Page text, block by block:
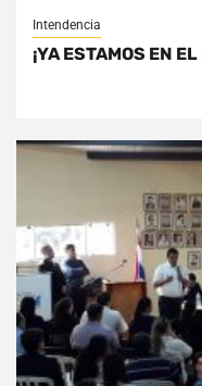
Intendencia
¡YA ESTAMOS EN